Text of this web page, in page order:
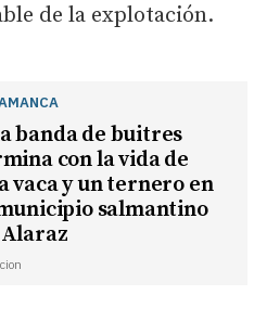
de la explotación.
banda de buitres
con la vida de
vaca y un ternero en
salmantino